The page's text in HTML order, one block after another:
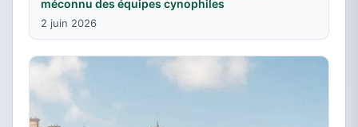
méconnu des équipes cynophiles
2 juin 2026